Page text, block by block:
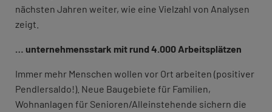
nächsten Jahren weiter, wie eine Vielzahl von Analysen
zeigt.
… unternehmensstark mit rund 4.000 Arbeitsplätzen
Immer mehr Menschen wollen vor Ort arbeiten (positiver
Pendlersaldo!). Neue Baugebiete für Familien,
Wohnanlagen für Senioren/Alleinstehende sichern die